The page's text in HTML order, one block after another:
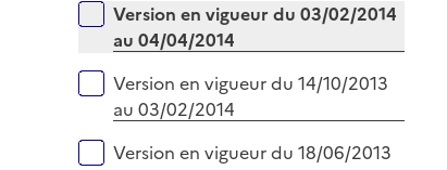
Version en vigueur du 03/02/2014
au 04/04/2014
Version en vigueur du 14/10/2013
au 03/02/2014
Version en vigueur du 18/06/2013